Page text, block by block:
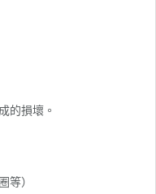
的損壞。
等）